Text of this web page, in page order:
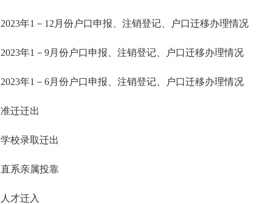
2023年1－12月份户口申报、注销登记、户口迁移办理情况
2023年1－9月份户口申报、注销登记、户口迁移办理情况
2023年1－6月份户口申报、注销登记、户口迁移办理情况
准迁迁出
学校录取迁出
直系亲属投靠
人才迁入